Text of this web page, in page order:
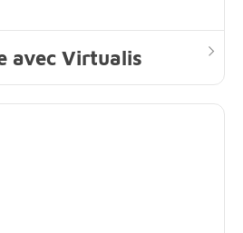
avec Virtualis